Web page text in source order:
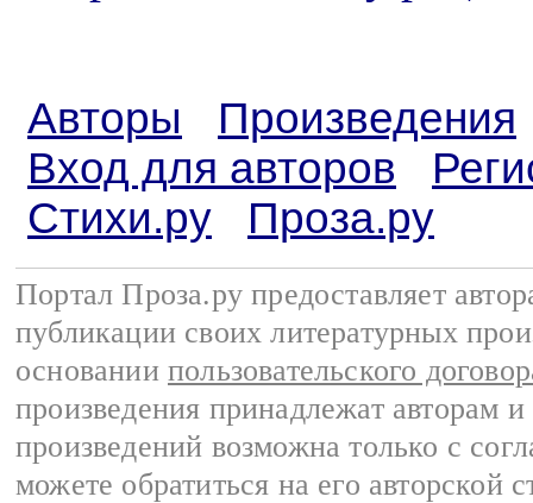
Авторы
Произведения
Вход для авторов
Стихи.ру
Проза.ру
Портал Проза.ру предоставляет
публикации своих литературных
основании пользовательского
произведения принадлежат авторам
произведений возможна только с
можете обратиться на его авторской